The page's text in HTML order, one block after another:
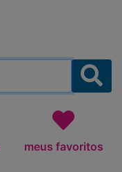
meus favoritos